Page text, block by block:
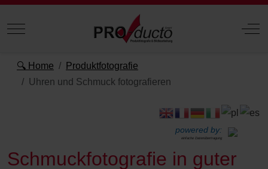
Mobile Menu Toggle Off-
🔍 Home
Produktfotografie
Uhren und Schmuck fotografieren
powered by:
einfache Datenübertragung
Schmuckfotografie in guter